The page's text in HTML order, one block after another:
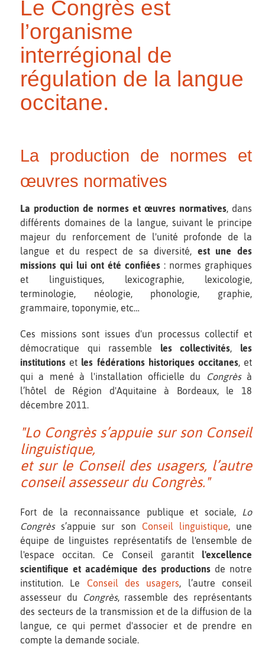
Le Congrès est
l’organisme
interrégional de
régulation de la langue
occitane.
La production de normes et
œuvres normatives
La production de normes et œuvres normatives , dans
différents domaines de la langue, suivant le principe
majeur du renforcement de l'unité profonde de la
langue et du respect de sa diversité, est une des
missions qui lui ont été confiées : normes graphiques
et linguistiques, lexicographie, lexicologie,
terminologie, néologie, phonologie, graphie,
grammaire, toponymie, etc…
Ces missions sont issues d'un processus collectif et
démocratique qui rassemble les collectivités, les
institutions et les fédérations historiques occitanes, et
qui a mené à l'installation officielle du
Congrèsà
l’hôtel de Région d'Aquitaine à Bordeaux, le 18
décembre 2011.
"Lo Congrès s’appuie sur son Conseil
linguistique,
et sur le Conseil des usagers, l’autre
conseil assesseur du Congrès."
Fort de la reconnaissance publique et sociale,
Lo
Congrèss’appuie sur son Conseil linguistique, une
équipe de linguistes représentatifs de l'ensemble de
l'espace occitan. Ce Conseil garantit l'excellence
scientifique et académique des productions de notre
institution. Le Conseil des usagers, l’autre conseil
assesseur du
Congrès, rassemble des représentants
des secteurs de la transmission et de la diffusion de la
langue, ce qui permet d'associer et de prendre en
compte la demande sociale.